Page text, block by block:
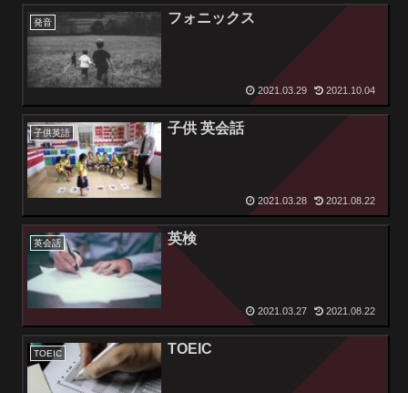
発音 フォニックス
2021.03.29 2021.10.04
子供英語 子供 英会話
2021.03.28 2021.08.22
英会話 英検
2021.03.27 2021.08.22
TOEIC TOEIC